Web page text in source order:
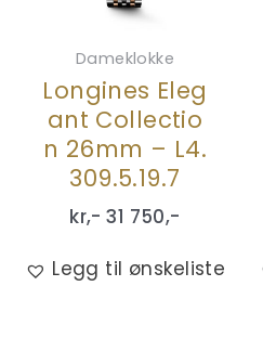
Dameklokke
Longines Eleg
ant Collectio
n 26mm – L4.
309.5.19.7
kr,- 31 750,-
Legg til ønskeliste